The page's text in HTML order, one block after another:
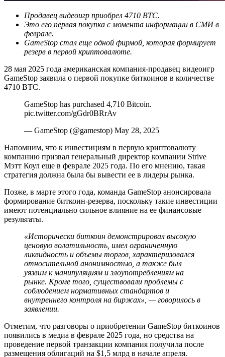
Продавец видеоигр приобрел 4710 BTC.
Это его первая покупка с момента информации в СМИ в
феврале.
GameStop стал еще одной фирмой, которая формирует
резерв в первой криптовалюте.
28 мая 2025 года американская компания-продавец видеоигр
GameStop заявила о первой покупке биткоинов в количестве
4710 BTC.
GameStop has purchased 4,710 Bitcoin.
pic.twitter.com/gGdr0BRrAv
— GameStop (@gamestop) May 28, 2025
Напомним, что к инвестициям в первую криптовалюту
компанию призвал генеральный директор компании Strive
Мэтт Коул еще в феврале 2025 года. По его мнению, такая
стратегия должна была бы вывести ее в лидеры рынка.
Позже, в марте этого года, команда GameStop анонсировала
формирование биткоин-резерва, поскольку такие инвестиции
имеют потенциально сильное влияние на ее финансовые
результаты.
«Исторически биткоин демонстрировал высокую
ценовую волатильность, имел ограниченную
ликвидность и объемы торгов, характеризовался
относительной анонимностью, а также был
уязвим к манипуляциям и злоупотреблениям на
рынке. Кроме того, существовали проблемы с
соблюдением нормативных стандартов и
внутреннего контроля на биржах», — говорилось в
заявлении.
Отметим, что разговоры о приобретении GameStop биткоинов
появились в медиа в феврале 2025 года, но средства на
проведение первой транзакции компания получила после
размещения облигаций на $1,5 млрд в начале апреля.